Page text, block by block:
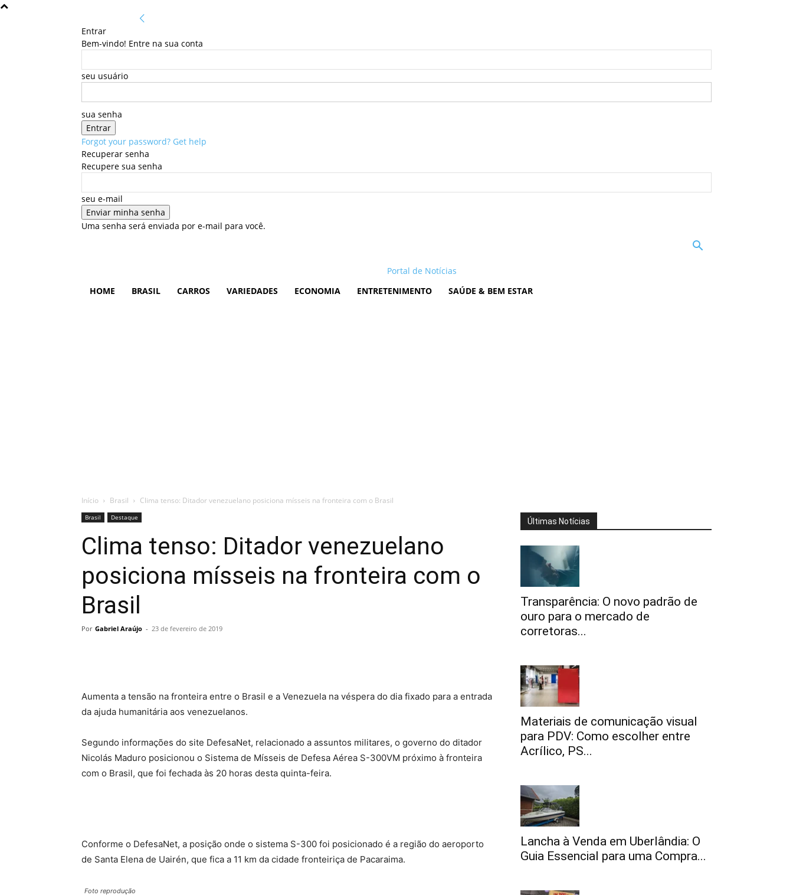
Entrar
Bem-vindo! Entre na sua conta
seu usuário
sua senha
Forgot your password? Get help
Recuperar senha
Recupere sua senha
seu e-mail
Uma senha será enviada por e-mail para você.
Portal de Notícias
HOME
BRASIL CARROS VARIEDADES ECONOMIA ENTRETENIMENTO SAÚDE & BEM ESTAR
Início Brasil Clima tenso: Ditador venezuelano posiciona mísseis na fronteira com o Brasil
Brasil Destaque
Clima tenso: Ditador venezuelano
posiciona mísseis na fronteira com o
Brasil
Por Gabriel Araújo - 23 de fevereiro de 2019
Aumenta a tensão na fronteira entre o Brasil e a Venezuela na véspera do dia fixado para a entrada
da ajuda humanitária aos venezuelanos.
Segundo informações do site DefesaNet, relacionado a assuntos militares, o governo do ditador
Nicolás Maduro posicionou o Sistema de Mísseis de Defesa Aérea S-300VM próximo à fronteira
com o Brasil, que foi fechada às 20 horas desta quinta-feira.
Conforme o DefesaNet, a posição onde o sistema S-300 foi posicionado é a região do aeroporto
de Santa Elena de Uairén, que fica a 11 km da cidade fronteiriça de Pacaraima.
Foto reprodução
Últimas Notícias
Transparência: O novo padrão de
ouro para o mercado de
corretoras...
Materiais de comunicação visual
para PDV: Como escolher entre
Acrílico, PS...
Lancha à Venda em Uberlândia: O
Guia Essencial para uma Compra...